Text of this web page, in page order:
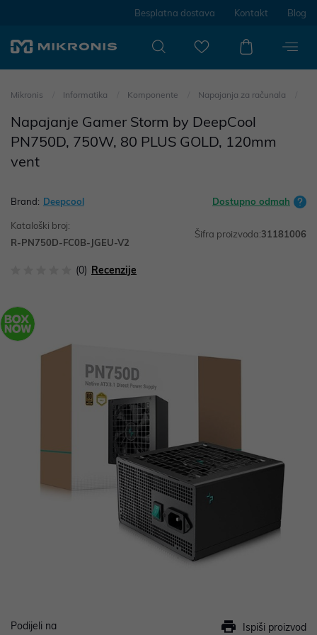
Besplatna dostava Kontakt Blog
Mikronis Informatika Komponente Napajanja za računala
Napajanje Gamer Storm by DeepCool
PN750D, 750W, 80 PLUS GOLD, 120mm
vent
Brand: Deepcool Dostupno odmah
Kataloški broj:
R-PN750D-FC0B-JGEU-V2
Šifra proizvoda:31181006
(0) Recenzije
Podijeli na Ispiši proizvod